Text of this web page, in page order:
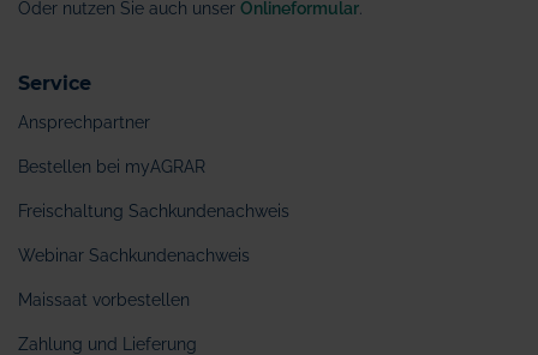
Oder nutzen Sie auch unser Onlineformular
Service
Ansprechpartner
Bestellen bei myAGRAR
Freischaltung Sachkundenachweis
Webinar Sachkundenachweis
Maissaat vorbestellen
Zahlung und Lieferung